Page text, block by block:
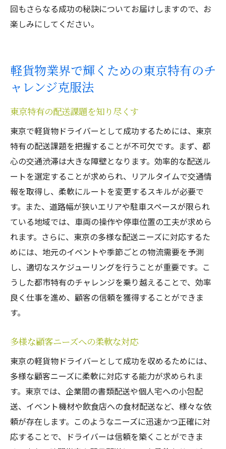
回もさらなる成功の秘訣についてお届けしますので、お
楽しみにしてください。
軽貨物業界で輝くための東京特有のチ
ャレンジ克服法
東京特有の配送課題を知り尽くす
東京で軽貨物ドライバーとして成功するためには、東京
特有の配送課題を把握することが不可欠です。まず、都
心の交通渋滞は大きな障壁となります。効率的な配送ル
ートを選定することが求められ、リアルタイムで交通情
報を取得し、柔軟にルートを変更するスキルが必要で
す。また、道路幅が狭いエリアや駐車スペースが限られ
ている地域では、車両の操作や停車位置の工夫が求めら
れます。さらに、東京の多様な配送ニーズに対応するた
めには、地元のイベントや季節ごとの物流需要を予測
し、適切なスケジューリングを行うことが重要です。こ
うした都市特有のチャレンジを乗り越えることで、効率
良く仕事を進め、顧客の信頼を獲得することができま
す。
多様な顧客ニーズへの柔軟な対応
東京の軽貨物ドライバーとして成功を収めるためには、
多様な顧客ニーズに柔軟に対応する能力が求められま
す。東京では、企業間の書類配送や個人宅への小包配
送、イベント機材や飲食店への食材配送など、様々な依
頼が存在します。このようなニーズに迅速かつ正確に対
応することで、ドライバーは信頼を築くことができま